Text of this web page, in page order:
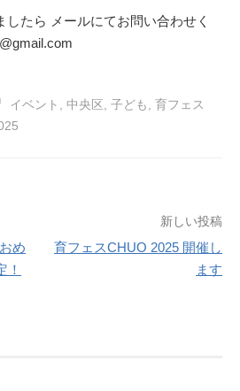
したら メールにてお問い合わせく
イベント 中央区 子ども
育フェス
め
！
新しい投稿
育フェスCHUO 2025 開催し
ます